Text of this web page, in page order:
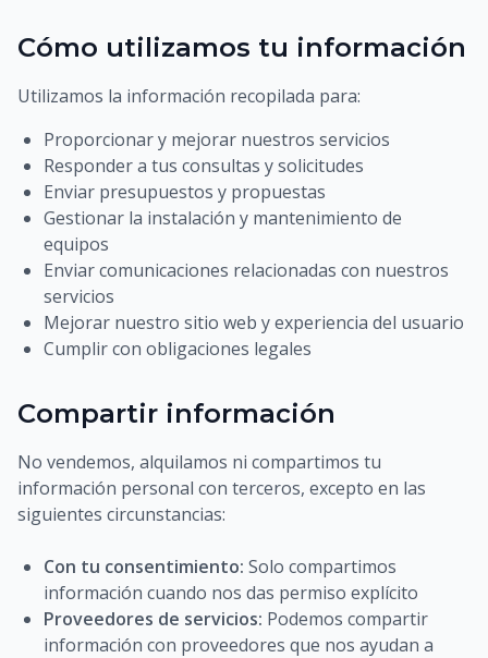
Cómo utilizamos tu información
Utilizamos la información recopilada para:
Proporcionar y mejorar nuestros servicios
Responder a tus consultas y solicitudes
Enviar presupuestos y propuestas
Gestionar la instalación y mantenimiento de
equipos
Enviar comunicaciones relacionadas con nuestros
servicios
Mejorar nuestro sitio web y experiencia del usuario
Cumplir con obligaciones legales
Compartir información
No vendemos, alquilamos ni compartimos tu
información personal con terceros, excepto en las
siguientes circunstancias:
Con tu consentimiento: Solo compartimos
información cuando nos das permiso explícito
Proveedores de servicios: Podemos compartir
información con proveedores que nos ayudan a